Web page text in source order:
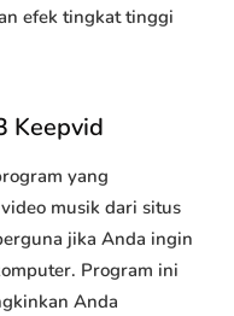
efek tingkat tinggi
Keepvid
yang
musik dari situs
jika Anda ingin
Program ini
Anda